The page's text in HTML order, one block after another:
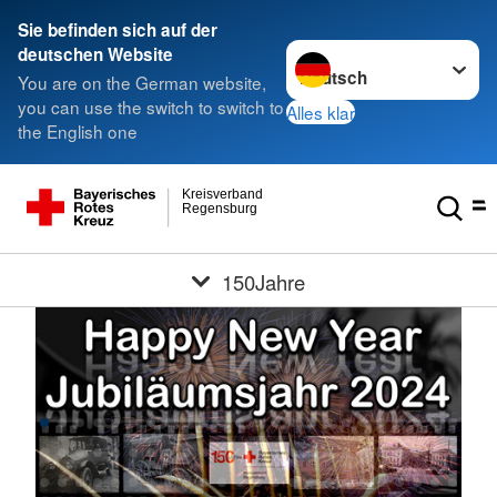
Sie befinden sich auf der
deutschen Website
You are on the German website,
you can use the switch to switch to
the English one
Sprache wechseln zu
Alles klar
Regensburg
Kreisverband
150Jahre